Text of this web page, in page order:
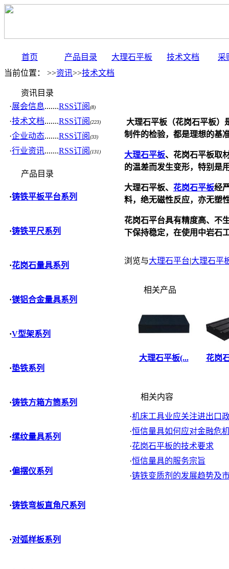
首页 产品目录 大理石平板 技术文档
采
当前位置： >>资讯>>技术文档
资讯目录
·展会信息.......RSS订阅 (8)
·技术文档.......RSS订阅 (223)
·企业动态.......RSS订阅 (33)
·行业资讯.......RSS订阅 (131)
产品目录
·铸铁平板平台系列
·铸铁平尺系列
·花岗石量具系列
·镁铝合金量具系列
·V型架系列
·垫铁系列
·铸铁方箱方筒系列
·缧纹量具系列
·偏摆仪系列
·铸铁弯板直角尺系列
·对弧样板系列
大理石平板 （花岗石平板
制件的检验，都是理想的基
大理石平板、花岗石平板取
的温差而发生变形，特别是
大理石平板、 花岗石平板经
料，绝无磁性反应，亦无塑
花岗石平台具有精度高、不
下保持稳定，在使用中岩石
浏览与大理石平台|大理石平
相关产品
大理石平板(... 花岗
相关内容
·机床工具业应关注进出口
·恒信量具如何应对金融危
·花岗石平板的技术要求
·恒信量具的服务宗旨
·铸铁变质剂的发展趋势及